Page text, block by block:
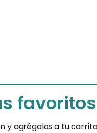
favoritos
y agrégalos a tu